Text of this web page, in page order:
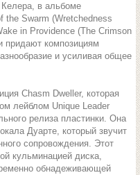
в альбоме
the Swarm (Wretchedness
in Providence (The Crimson
придают композициям
и усиливая общее
Chasm Dweller, которая
лейблом Unique Leader
релиза пластинки. Она
Дуарте, который звучит
сопровождения. Этот
кульминацией диска,
обнадеживающей